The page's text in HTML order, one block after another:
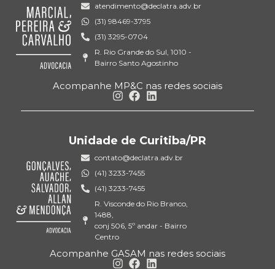
atendimento@declatra.adv.br
(31) 98469-3795
(31) 3295-0704
R. Rio Grande do Sul, 1010 -
Bairro Santo Agostinho
Acompanhe MP&C nas redes sociais
Unidade de Curitiba/PR
contato@declatra.adv.br
(41) 3233-7455
(41) 3233-7455
R. Visconde do Rio Branco,
1488,
conj 506, 5º andar - Bairro
Centro
Acompanhe GASAM nas redes sociais